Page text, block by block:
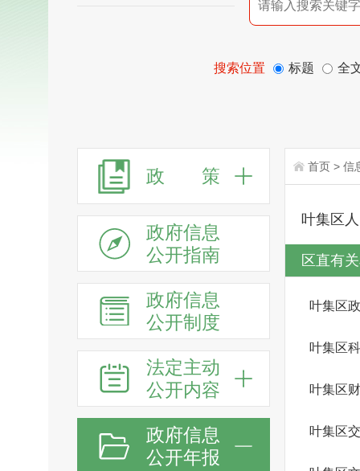
搜索位置 标题 全
政 策
政府信息
公开指南
政府信息
公开制度
法定主动
公开内容
政府信息
公开年报
首页 > 信
叶集区
区直有
叶集区
叶集区
叶集区
叶集区